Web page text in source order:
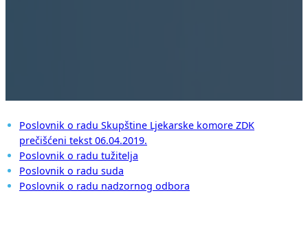
Poslovnik o radu Skupštine Ljekarske komore ZDK
prečišćeni tekst 06.04.2019.
Poslovnik o radu tužitelja
Poslovnik o radu suda
Poslovnik o radu nadzornog odbora